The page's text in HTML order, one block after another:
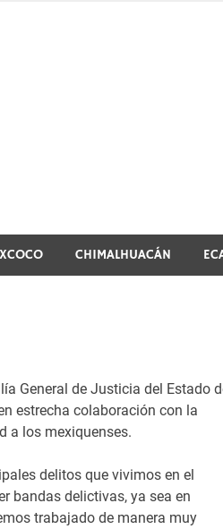
CHIMALHUACÁN
General de Justicia del Estado
estrecha colaboración con la
a los mexiquenses.
delitos que vivimos en el
bandas delictivas, ya sea en
trabajado de manera muy